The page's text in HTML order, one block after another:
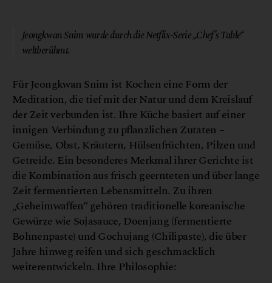
Jeongkwan Snim wurde durch die Netflix-Serie „Chef’s Table“
weltberühmt.
Für Jeongkwan Snim ist Kochen eine Form der
Meditation, die tief mit der Natur und dem Kreislauf
der Zeit verbunden ist. Ihre Küche basiert auf einer
innigen Verbindung zu pflanzlichen Zutaten –
Gemüse, Obst, Kräutern, Hülsenfrüchten, Pilzen und
Getreide. Ein besonderes Merkmal ihrer Gerichte ist
die Kombination aus frisch geernteten und über lange
Zeit fermentierten Lebensmitteln. Zu ihren
„Geheimwaffen“ gehören traditionelle koreanische
Gewürze wie Sojasauce, Doenjang (fermentierte
Bohnenpaste) und Gochujang (Chilipaste), die über
Jahre hinweg reifen und sich geschmacklich
weiterentwickeln. Ihre Philosophie: